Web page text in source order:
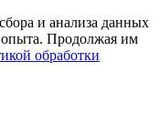
и анализа данных
опыта. Продолжая им
обработки